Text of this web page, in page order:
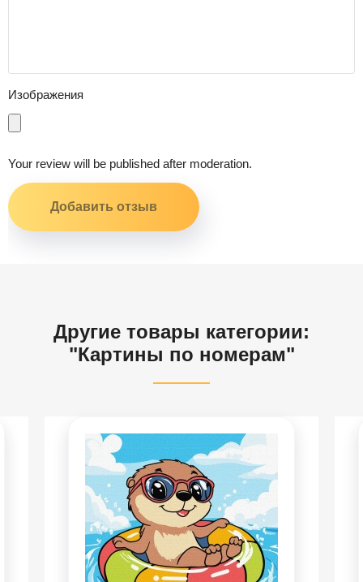
Изображения
Your review will be published after moderation.
Другие товары категории:
"Картины по номерам"